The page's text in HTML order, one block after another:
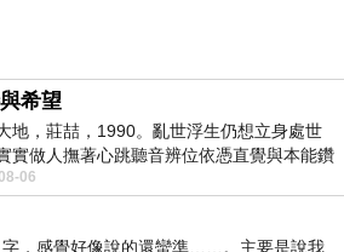
希望
地，莊喆，1990。亂世浮生仍想立身處世
實做人撫著心跳聽音辨位依憑直覺與本能鑽
的亮處探索另一個心聲另一個共鳴的
06
字，感覺好像說的還蠻準……。主要是說我